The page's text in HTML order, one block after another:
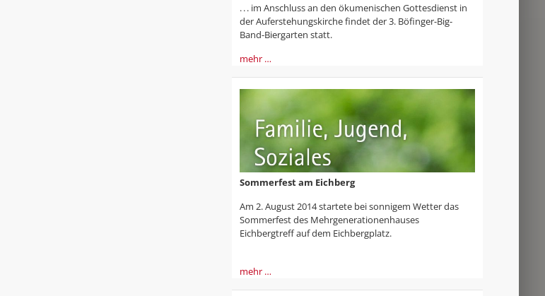
. . . im Anschluss an den ökumenischen Gottesdienst in
der Auferstehungs­kirche findet der 3. Böfinger-Big-
Band-Biergarten statt.
mehr …
Sommerfest am Eichberg
Am 2. August 2014 startete bei sonnigem Wetter das
Sommerfest des Mehrgenerationenhauses
Eichbergtreff auf dem Eichbergplatz.
mehr …